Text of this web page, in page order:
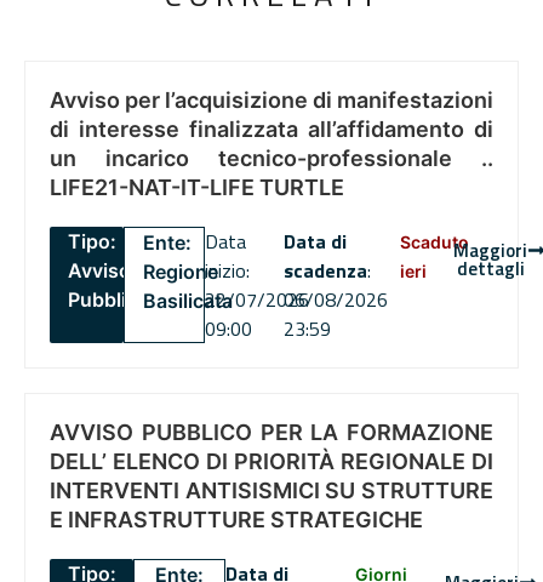
Avviso per l’acquisizione di manifestazioni
di interesse finalizzata all’affidamento di
un incarico tecnico-professionale ..
LIFE21-NAT-IT-LIFE TURTLE
Tipo:
Avviso
Pubblico
Ente:
Regione
Basilicata
Data
inizio:
22/07/2026
09:00
Data di
scadenza:
06/08/2026
23:59
Scaduto
ieri
Maggiori
dettagli
AVVISO PUBBLICO PER LA FORMAZIONE
DELL’ ELENCO DI PRIORITÀ REGIONALE DI
INTERVENTI ANTISISMICI SU STRUTTURE
E INFRASTRUTTURE STRATEGICHE
Tipo: Ente: Data di Giorni